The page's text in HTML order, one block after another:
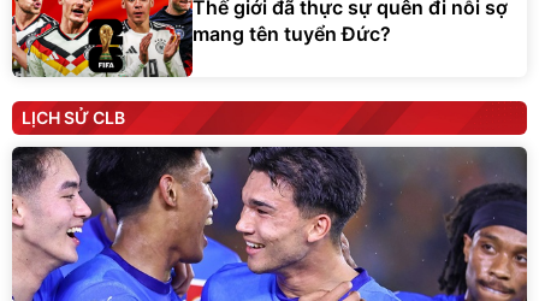
Thế giới đã thực sự quên đi nỗi sợ
mang tên tuyển Đức?
LỊCH SỬ CLB